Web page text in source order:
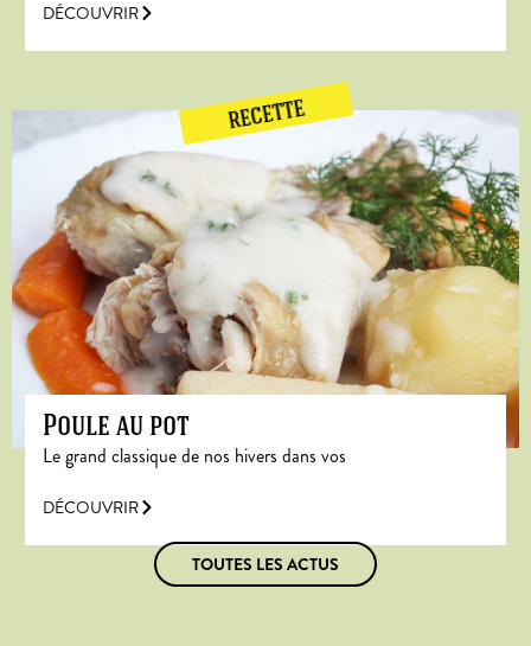
DÉCOUVRIR
RECETTE
Poule au pot
Le grand classique de nos hivers dans vos
DÉCOUVRIR
TOUTES LES ACTUS